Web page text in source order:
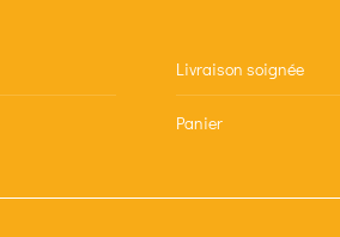
Livraison soignée
Panier